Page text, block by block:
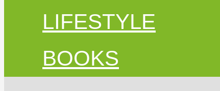
LIFESTYLE
BOOKS